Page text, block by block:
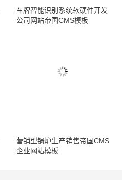
车牌智能识别系统软硬件开发
公司网站帝国CMS模板
营销型锅炉生产销售帝国CMS
企业网站模板